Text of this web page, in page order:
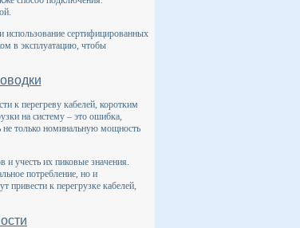
использование сертифицированных
в эксплуатацию, чтобы
к перегреву кабелей, коротким
на систему – это ошибка,
не только номинальную мощность
учесть их пиковые значения.
потребление, но и
к перегрузке кабелей,